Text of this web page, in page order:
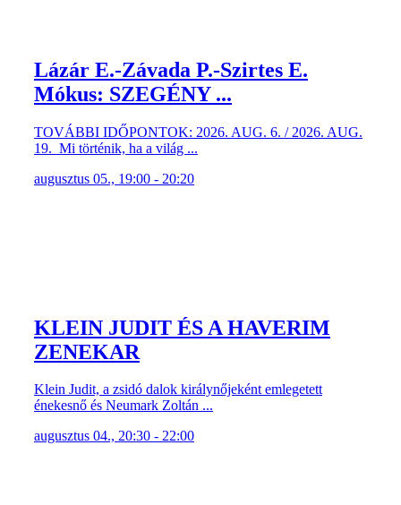
Lázár E.-Závada P.-Szirtes E.
Mókus: SZEGÉNY ...
TOVÁBBI IDŐPONTOK: 2026. AUG. 6. / 2026. AUG.
19. Mi történik, ha a világ ...
augusztus 05., 19:00 - 20:20
KLEIN JUDIT ÉS A HAVERIM
ZENEKAR
Klein Judit, a zsidó dalok királynőjeként emlegetett
énekesnő és Neumark Zoltán ...
augusztus 04., 20:30 - 22:00